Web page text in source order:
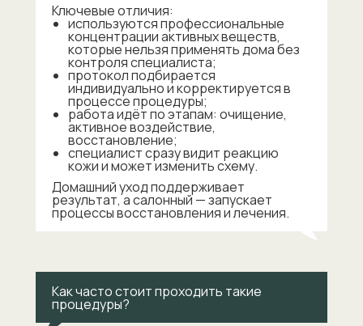
Ключевые отличия:
используютсяпрофессиональные
концентрации активных веществ,
которые нельзя применять дома без
контроля специалиста;
протокол подбирается
индивидуально и корректируется в
процессе процедуры;
работа идёт по этапам: очищение,
активное воздействие,
восстановление;
специалист сразу видит реакцию
кожи и может изменить схему.
Домашний уход поддерживает
результат, а салонный — запускает
процессы восстановления и лечения.
Как часто стоит проходить такие
процедуры?